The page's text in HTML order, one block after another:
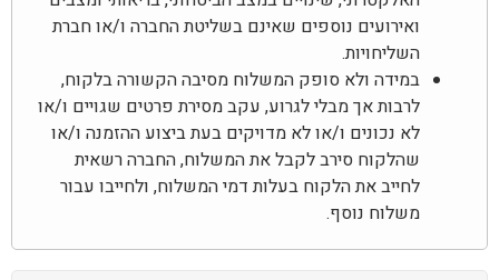
ואירועים נוספים שאינם בשליטת החברה ו/או חברת
השליחויות.
במידה ולא סופק המשלוח מסיבה הקשורה בלקוח,
לרבות אך מבלי לגרוע, עקב מסירת פרטים שגויים ו/או
לא נכונים ו/או לא מדויקים בעת ביצוע ההזמנה ו/או
שהלקוח סירב לקבל את המשלוח, החברה רשאית
לחייב את הלקוח בעלות דמי המשלוח, ולחייבו עבור
משלוח נוסף.